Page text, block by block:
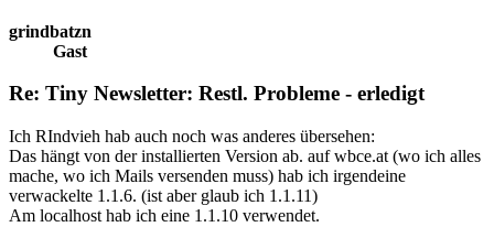
grindbatzn
Gast
Re: Tiny Newsletter: Restl. Probleme - erledigt
Ich RIndvieh hab auch noch was anderes übersehen:
Das hängt von der installierten Version ab. auf wbce.at (wo ich alles
mache, wo ich Mails versenden muss) hab ich irgendeine
verwackelte 1.1.6. (ist aber glaub ich 1.1.11)
Am localhost hab ich eine 1.1.10 verwendet.